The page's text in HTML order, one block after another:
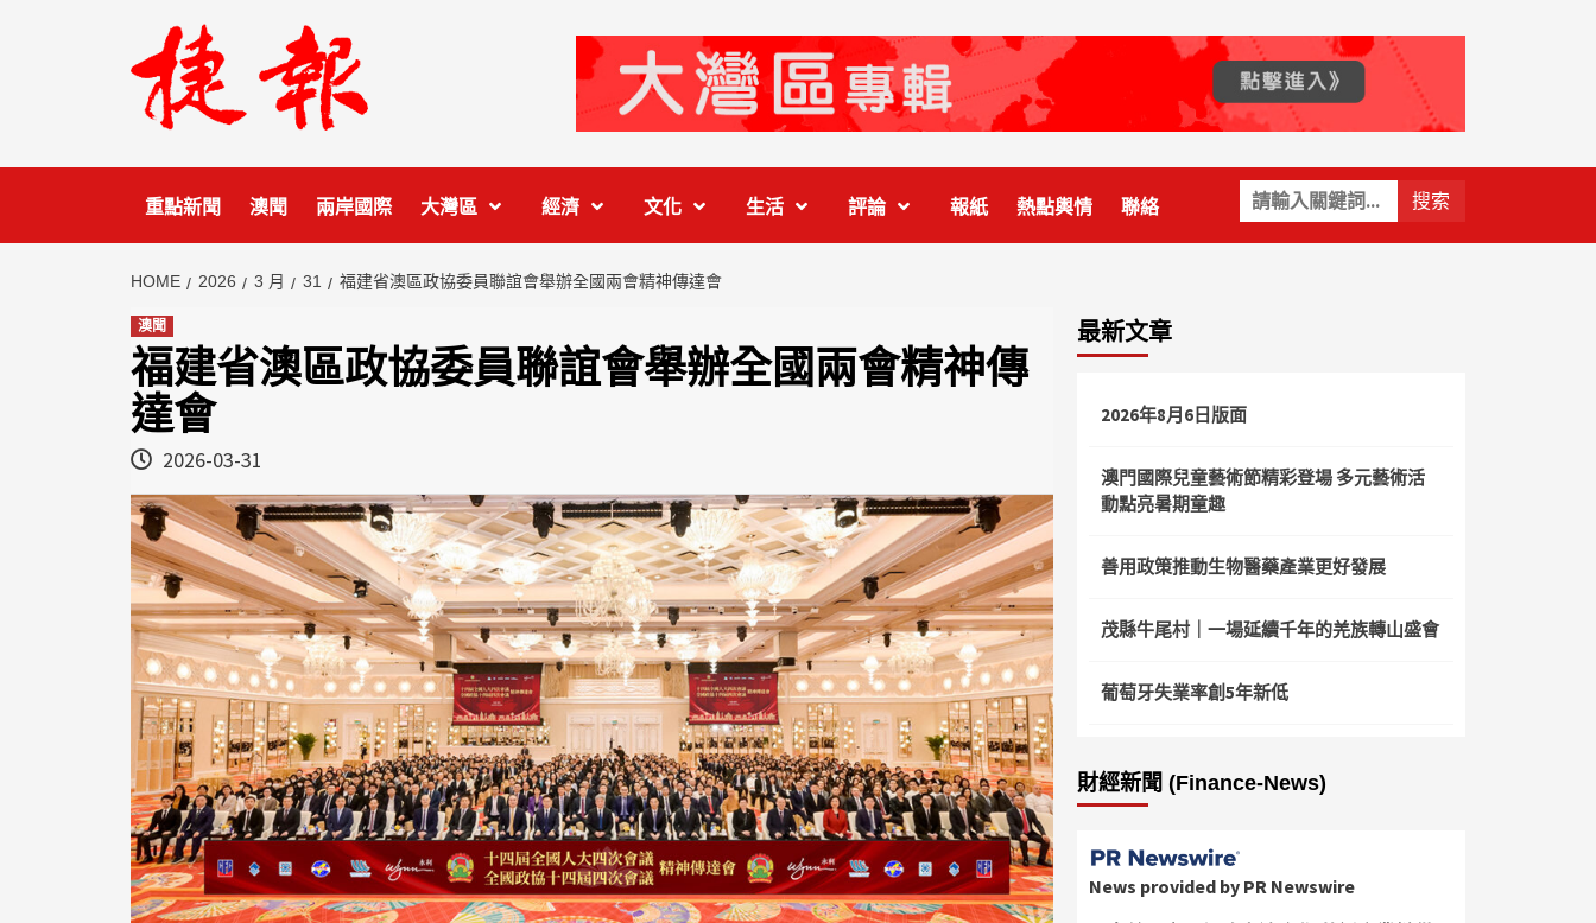
關
鍵
字:
重點新聞 澳聞 兩岸國際 大灣區 經濟 文化 生活 評論 報紙 熱點輿情 聯絡
HOME 2026 3 月 31 福建省澳區政協委員聯誼會舉辦全國兩會精神傳達會
澳聞
福建省澳區政協委員聯誼會舉辦全國兩會精神傳
達會
2026-03-31
最新文章
2026年8月6日版面
澳門國際兒童藝術節精彩登場 多元藝術活
動點亮暑期童趣
善用政策推動生物醫藥產業更好發展
茂縣牛尾村｜一場延續千年的羌族轉山盛會
葡萄牙失業率創5年新低
財經新聞 (Finance-News)
News provided by PR Newswire